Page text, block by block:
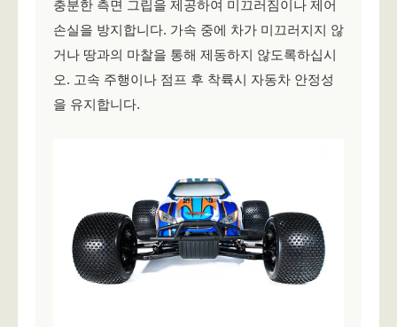
충분한 측면 그립을 제공하여 미끄러짐이나 제어
손실을 방지합니다. 가속 중에 차가 미끄러지지 않
거나 땅과의 마찰을 통해 제동하지 않도록하십시
오. 고속 주행이나 점프 후 착륙시 자동차 안정성
을 유지합니다.